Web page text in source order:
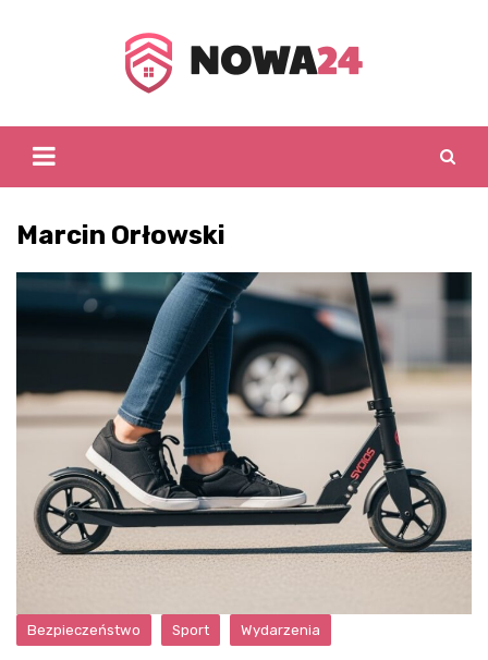
Marcin Orłowski
Bezpieczeństwo Sport Wydarzenia